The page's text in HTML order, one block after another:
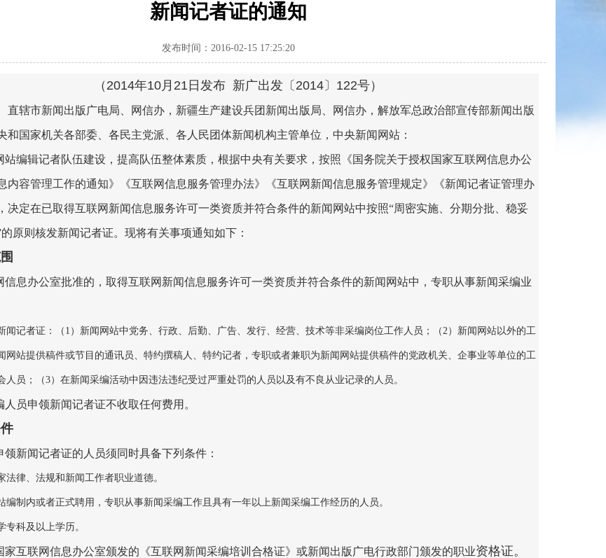
新闻记者证的通知
发布时间：2016-02-15 17:25:20
（2014年10月21日发布 新广出发〔2014〕122号）
辖市新闻出版广电局、网信办，新疆生产建设兵团新闻出版局、网信办，解放军总政治部宣传部新闻出版
和国家机关各部委、各民主党派、各人民团体新闻机构主管单位，中央新闻网站：
站编辑记者队伍建设，提高队伍整体素质，根据中央有关要求，按照《国务院关于授权国家互联网信息办公
内容管理工作的通知》《互联网信息服务管理办法》《互联网新闻信息服务管理规定》《新闻记者证管理办
决定在已取得互联网新闻信息服务许可一类资质并符合条件的新闻网站中按照“周密实施、分期分批、稳妥
原则核发新闻记者证。现将有关事项通知如下：
信息办公室批准的，取得互联网新闻信息服务许可一类资质并符合条件的新闻网站中，专职从事新闻采编业
闻记者证：（1）新闻网站中党务、行政、后勤、广告、发行、经营、技术等非采编岗位工作人员；（2）新闻网站以外的工
网站提供稿件或节目的通讯员、特约撰稿人、特约记者，专职或者兼职为新闻网站提供稿件的党政机关、企事业等单位的工
人员；（3）在新闻采编活动中因违法违纪受过严重处罚的人员以及有不良从业记录的人员。
人员申领新闻记者证不收取任何费用。
领新闻记者证的人员须同时具备下列条件：
法律、法规和新闻工作者职业道德。
编制内或者正式聘用，专职从事新闻采编工作且具有一年以上新闻采编工作经历的人员。
专科及以上学历。
家互联网信息办公室颁发的《互联网新闻采编培训合格证》或新闻出版广电行政部门颁发的职业资格证。